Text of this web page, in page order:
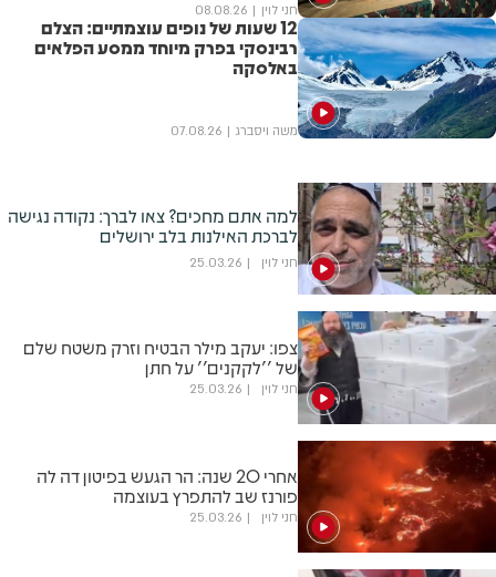
חני לוין 08.08.26
12 שעות של נופים עוצמתיים: הצלם
רבינסקי בפרק מיוחד ממסע הפלאים
באלסקה
משה ויסברג 07.08.26
למה אתם מחכים? צאו לברך: נקודה נגישה
לברכת האילנות בלב ירושלים
חני לוין 25.03.26
צפו: יעקב מילר הבטיח וזרק משטח שלם
של ''לקקנים'' על חתן
חני לוין 25.03.26
אחרי 20 שנה: הר הגעש בפיטון דה לה
פורנז שב להתפרץ בעוצמה
חני לוין 25.03.26